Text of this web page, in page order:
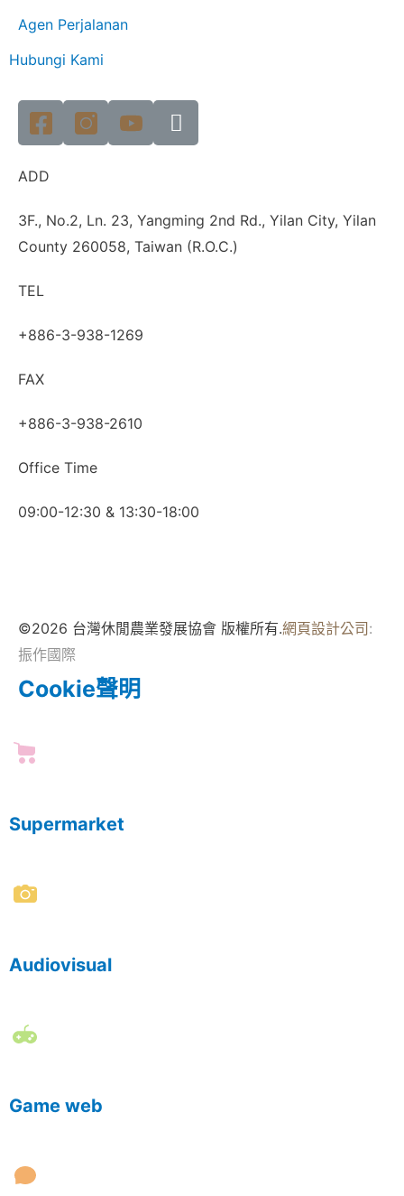
Agen Perjalanan
Hubungi Kami
ADD
3F., No.2, Ln. 23, Yangming 2nd Rd., Yilan City, Yilan
County 260058, Taiwan (R.O.C.)
TEL
+886-3-938-1269
FAX
+886-3-938-2610
Office Time
09:00-12:30 & 13:30-18:00
©2026 台灣休閒農業發展協會 版權所有.網頁設計公司 :
振作國際
Cookie聲明
Supermarket
Audiovisual
Game web